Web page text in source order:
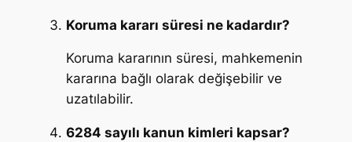
Koruma kararı süresi ne kadardır?
Koruma kararının süresi, mahkemenin
kararına bağlı olarak değişebilir ve
uzatılabilir.
6284 sayılı kanun kimleri kapsar?